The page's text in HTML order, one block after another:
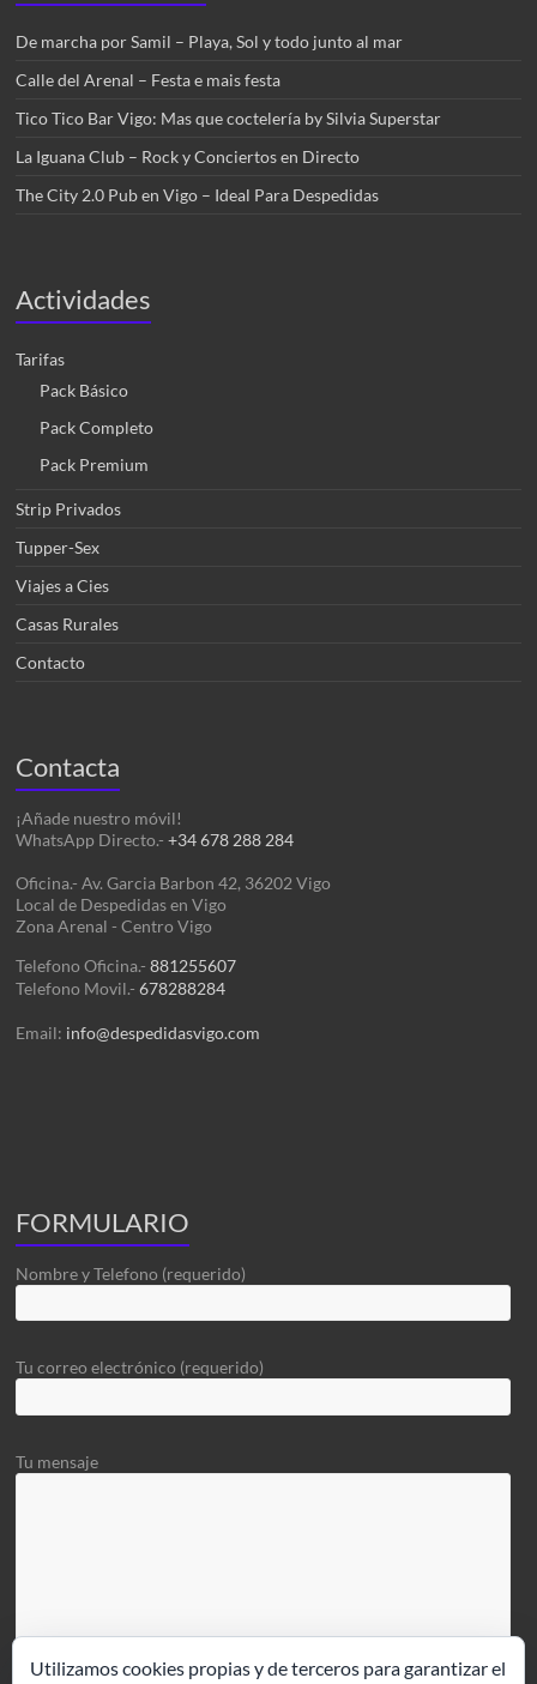
De marcha por Samil – Playa, Sol y todo junto al mar
Calle del Arenal – Festa e mais festa
Tico Tico Bar Vigo: Mas que coctelería by Silvia Superstar
La Iguana Club – Rock y Conciertos en Directo
The City 2.0 Pub en Vigo – Ideal Para Despedidas
Actividades
Tarifas
Pack Básico
Pack Completo
Pack Premium
Strip Privados
Tupper-Sex
Viajes a Cies
Casas Rurales
Contacto
Contacta
¡Añade nuestro móvil!
WhatsApp Directo.-+34 678 288 284
Oficina.- Av. Garcia Barbon 42, 36202 Vigo
Local de Despedidas en Vigo
Zona Arenal - Centro Vigo
Telefono Oficina.-881255607
Telefono Movil.-678288284
Email: info@despedidasvigo.com
FORMULARIO
Nombre y Telefono (requerido)
Tu correo electrónico (requerido)
Tu mensaje
Utilizamos cookies propias y de terceros para garantizar el